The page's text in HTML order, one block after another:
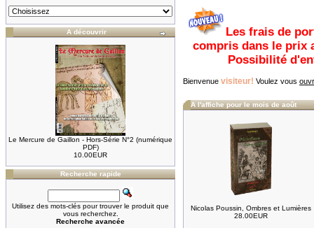
A découvrir
Le Mercure de Gaillon - Hors-Série N°2 (numérique
PDF)
10.00EUR
Recherche rapide
Utilisez des mots-clés pour trouver le produit que
vous recherchez.
Recherche avancée
Les frais de
compris dans le prix
Possibilité
Bienvenue visiteur! Voulez vous
A l'affiche pour le mois de août
Nicolas Poussin, Ombres et Lumières
28.00EUR